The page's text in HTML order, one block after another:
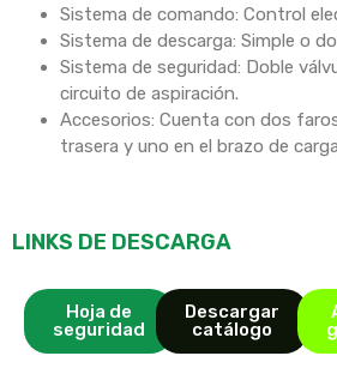
Sistema de comando: Control
Sistema de descarga: Simple o
Sistema de seguridad: Doble
circuito de aspiración.
Accesorios: Cuenta con dos
trasera y uno en el brazo de
LINKS DE DESCARGA
Hoja de
seguridad
Descargar
catálogo